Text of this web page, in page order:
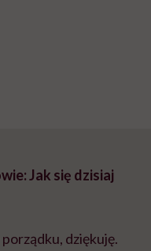
Jak się dzisiaj
porządku, dziękuję.